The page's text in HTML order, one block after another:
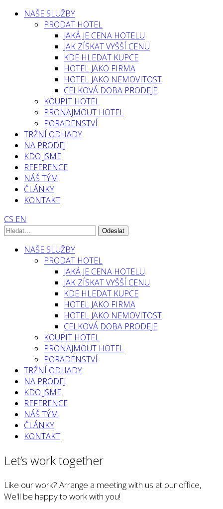
NAŠE SLUŽBY
PRODAT HOTEL
JAKÁ JE CENA HOTELU
JAK ZÍSKAT VYŠŠÍ CENU
KDE HLEDAT KUPCE
HOTEL JAKO FIRMA
HOTEL JAKO NEMOVITOST
CELKOVÁ DOBA PRODEJE
KOUPIT HOTEL
PRONAJMOUT HOTEL
PORADENSTVÍ
TRŽNÍ ODHADY
NA PRODEJ
KDO JSME
REFERENCE
NÁŠ TÝM
ČLÁNKY
KONTAKT
CS EN
NAŠE SLUŽBY
PRODAT HOTEL
JAKÁ JE CENA HOTELU
JAK ZÍSKAT VYŠŠÍ CENU
KDE HLEDAT KUPCE
HOTEL JAKO FIRMA
HOTEL JAKO NEMOVITOST
CELKOVÁ DOBA PRODEJE
KOUPIT HOTEL
PRONAJMOUT HOTEL
PORADENSTVÍ
TRŽNÍ ODHADY
NA PRODEJ
KDO JSME
REFERENCE
NÁŠ TÝM
ČLÁNKY
KONTAKT
Let’s work together
Like our work? Arrange a meeting with us at our office,
We'll be happy to work with you!